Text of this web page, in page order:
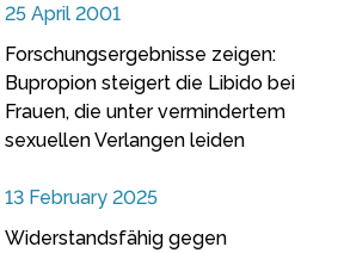
25 April 2001
Forschungsergebnisse zeigen:
Bupropion steigert die Libido bei
Frauen, die unter vermindertem
sexuellen Verlangen leiden
13 February 2025
Widerstandsfähig gegen